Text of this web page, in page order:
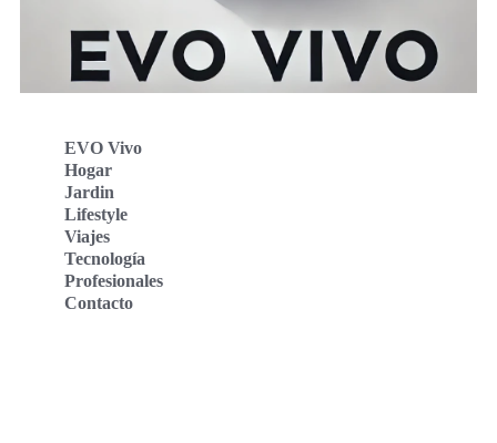
EVO Vivo
Hogar
Jardin
Lifestyle
Viajes
Tecnología
Profesionales
Contacto